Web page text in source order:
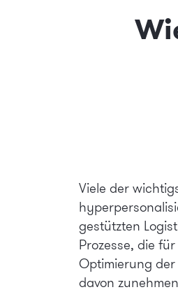
Viele der
gestützten
Prozesse, die
Optimierung der
davon